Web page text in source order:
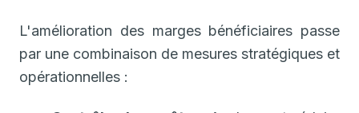
L'amélioration des marges bénéficiaires passe
par une combinaison de mesures stratégiques et
opérationnelles :